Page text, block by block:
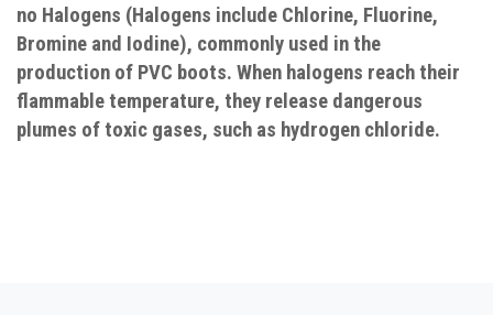
no Halogens (Halogens include Chlorine, Fluorine,
Bromine and Iodine), commonly used in the
production of PVC boots. When halogens reach their
flammable temperature, they release dangerous
plumes of toxic gases, such as hydrogen chloride.